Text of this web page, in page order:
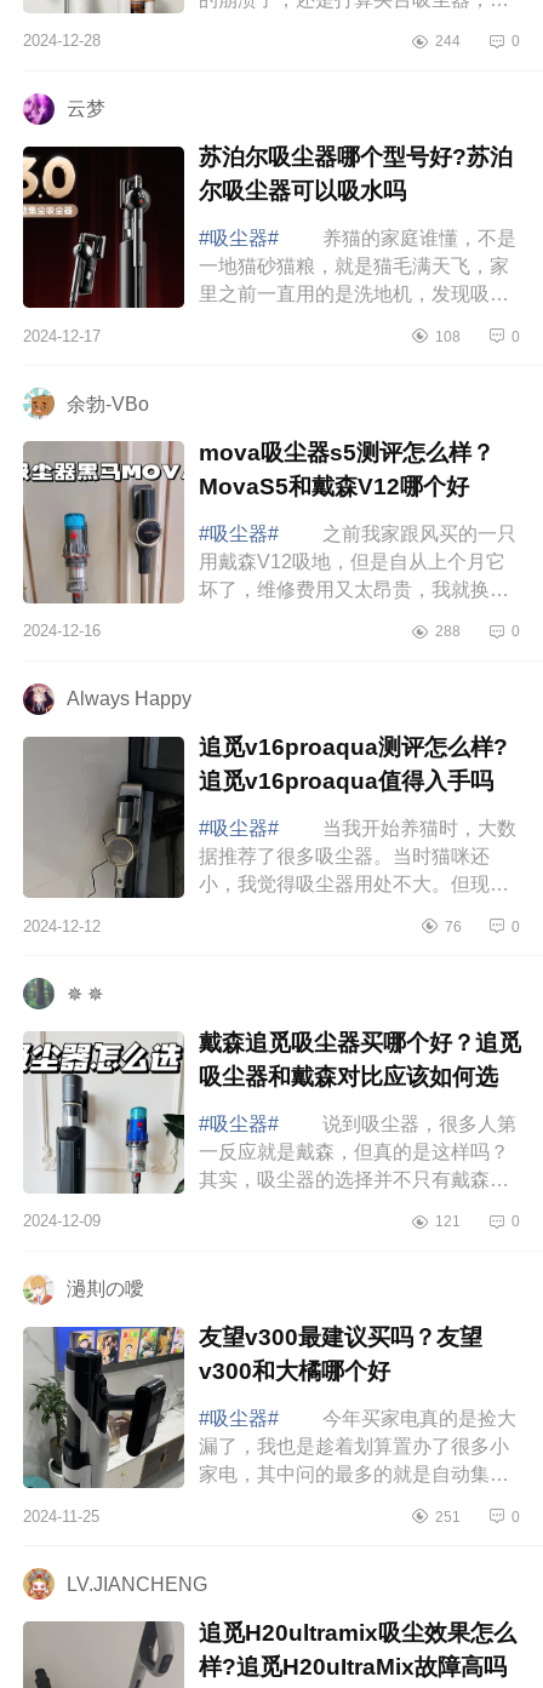
决定买自动集尘款的，下面小编为大
2024-12-28 244 0
云梦
苏泊尔吸尘器哪个型号好?苏泊
尔吸尘器可以吸水吗
#吸尘器#
养猫的家庭谁懂，不是
一地猫砂猫粮，就是猫毛满天飞，家
里之前一直用的是洗地机，发现吸这
还臭臭的，还是决定入手一台吸尘
2024-12-17 108 0
余勃-VBo
mova吸尘器s5测评怎么样？
MovaS5和戴森V12哪个好
#吸尘器#
之前我家跟风买的一只
用戴森V12吸地，但是自从上个月它
坏了，维修费用又太昂贵，我就换了
大家介绍下mova吸尘器s5测评怎么
2024-12-16 288 0
Always Happy
追觅v16proaqua测评怎么样?
追觅v16proaqua值得入手吗
#吸尘器#
当我开始养猫时，大数
据推荐了很多吸尘器。当时猫咪还
小，我觉得吸尘器用处不大。但现
家介绍下追觅v16proaqua测评怎么
2024-12-12 76 0
✵ ✵
戴森追觅吸尘器买哪个好？追觅
吸尘器和戴森对比应该如何选
#吸尘器#
说到吸尘器，很多人第
一反应就是戴森，但真的是这样吗？
其实，吸尘器的选择并不只有戴森一
吸尘器和进口戴森V12吸尘器，到底
2024-12-09 121 0
濄剘の噯
友望v300最建议买吗？友望
v300和大橘哪个好
#吸尘器#
今年买家电真的是捡大
漏了，我也是趁着划算置办了很多小
家电，其中问的最多的就是自动集尘
灰相比，自动集尘确实能省下很多力
2024-11-25 251 0
LV.JIANCHENG
追觅H20ultramix吸尘效果怎么
样?追觅H20uItraMix故障高吗